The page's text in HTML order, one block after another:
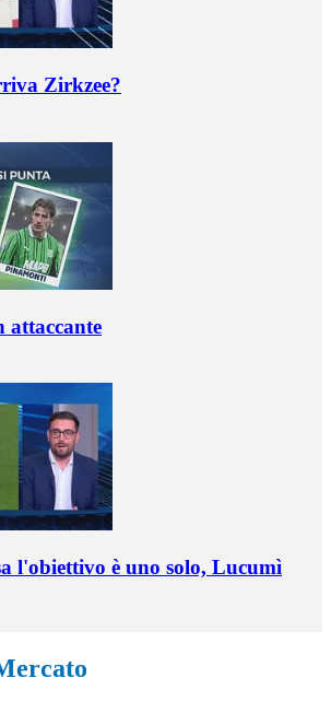
Zirkzee?
attaccante
l'obiettivo è uno solo, Lucumì